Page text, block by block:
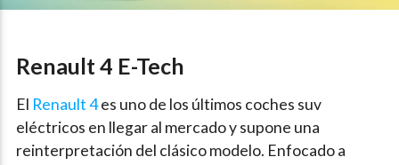
Renault 4 E-Tech
El Renault 4es uno de los últimos coches suv
eléctricos en llegar al mercado y supone una
reinterpretación del clásico modelo. Enfocado a